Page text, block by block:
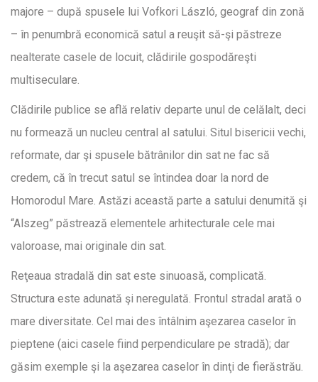
majore – după spusele lui Vofkori László, geograf din zonă
– în penumbră economică satul a reuşit să-şi păstreze
nealterate casele de locuit, clădirile gospodăreşti
multiseculare.
Clădirile publice se află relativ departe unul de celălalt, deci
nu formează un nucleu central al satului. Situl bisericii vechi,
reformate, dar şi spusele bătrânilor din sat ne fac să
credem, că în trecut satul se întindea doar la nord de
Homorodul Mare. Astăzi această parte a satului denumită şi
“Alszeg” păstrează elementele arhitecturale cele mai
valoroase, mai originale din sat.
Reţeaua stradală din sat este sinuoasă, complicată.
Structura este adunată şi neregulată. Frontul stradal arată o
mare diversitate. Cel mai des întâlnim aşezarea caselor în
pieptene (aici casele fiind perpendiculare pe stradă); dar
găsim exemple şi la aşezarea caselor în dinţi de fierăstrău.